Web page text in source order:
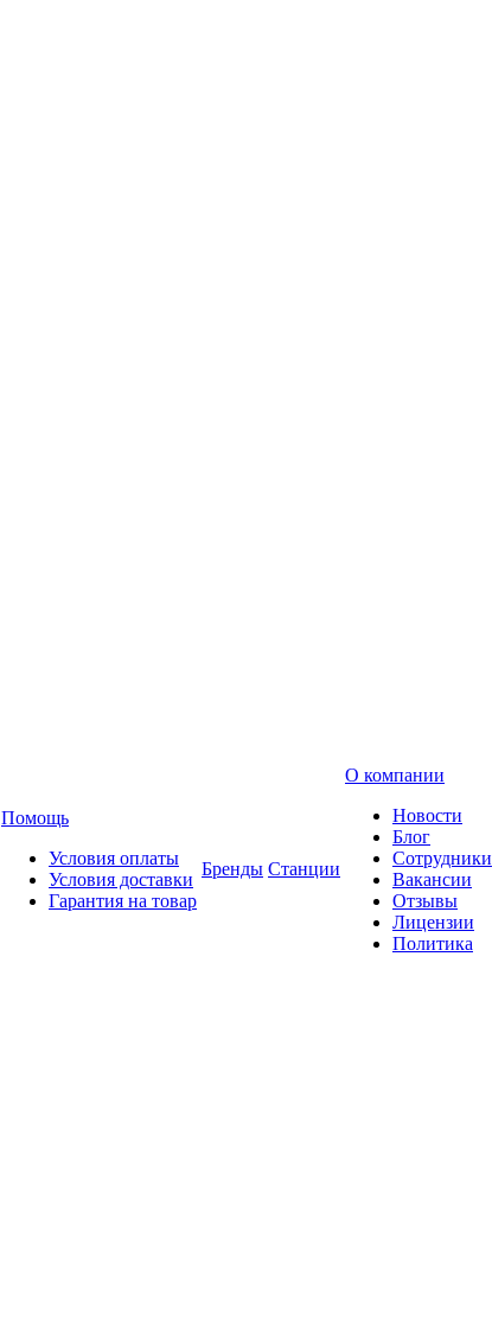
Помощь
Условия оплаты
Условия доставки
Гарантия на товар
Бренды Станции
О компании
Новости
Блог
Сотрудники
Вакансии
Отзывы
Лицензии
Политика